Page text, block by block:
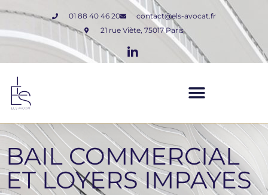
01 88 40 46 20
contact@els-avocat.fr
21 rue Viète, 75017 Paris
BAIL COMMERCIAL
ET LOYERS IMPAYES